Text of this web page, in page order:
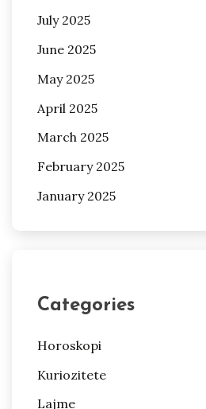
July 2025
June 2025
May 2025
April 2025
March 2025
February 2025
January 2025
Categories
Horoskopi
Kuriozitete
Lajme